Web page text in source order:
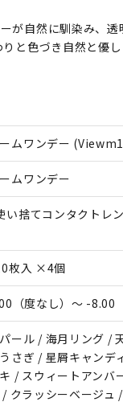
が自然に馴染み、
と色づき自然と優し
ムワンデー
ムワンデー
い捨てコンタクトレ
枚入 ×4個
（度なし）～ -8.00
ール / 海月リング /
さぎ / 星屑キャンデ
/ スウィートアンバ
/ クラッシーベージュ